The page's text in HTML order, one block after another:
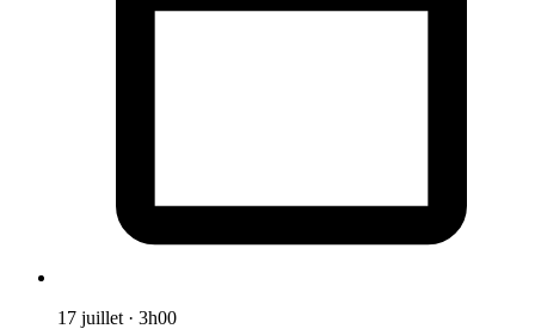
17 juillet · 3h00